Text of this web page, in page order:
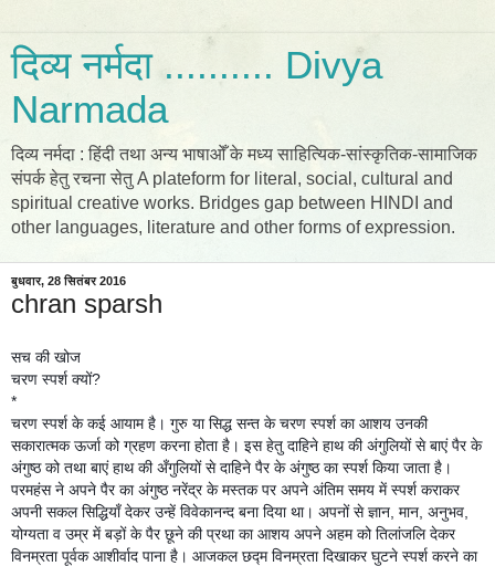
दिव्य नर्मदा .......... Divya
Narmada
दिव्य नर्मदा : हिंदी तथा अन्य भाषाओँ के मध्य साहित्यिक-सांस्कृतिक-सामाजिक
संपर्क हेतु रचना सेतु A plateform for literal, social, cultural and
spiritual creative works. Bridges gap between HINDI and
other languages, literature and other forms of expression.
बुधवार, 28 सितंबर 2016
chran sparsh
सच की खोज
चरण स्पर्श क्यों?
*
चरण स्पर्श के कई आयाम है। गुरु या सिद्ध सन्त के चरण स्पर्श का आशय उनकी
सकारात्मक ऊर्जा को ग्रहण करना होता है। इस हेतु दाहिने हाथ की अंगुलियों से बाएं पैर के
अंगुष्ठ को तथा बाएं हाथ की अँगुलियों से दाहिने पैर के अंगुष्ठ का स्पर्श किया जाता है।
परमहंस ने अपने पैर का अंगुष्ठ नरेंद्र के मस्तक पर अपने अंतिम समय में स्पर्श कराकर
अपनी सकल सिद्धियाँ देकर उन्हें विवेकानन्द बना दिया था। अपनों से ज्ञान, मान, अनुभव,
योग्यता व उम्र में बड़ों के पैर छूने की प्रथा का आशय अपने अहम को तिलांजलि देकर
विनम्रता पूर्वक आशीर्वाद पाना है। आजकल छद्म विनम्रता दिखाकर घुटने स्पर्श करने का